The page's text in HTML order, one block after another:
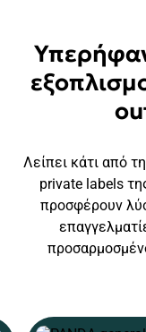
Λείπει κάτι από
private labels
προσφέρουν